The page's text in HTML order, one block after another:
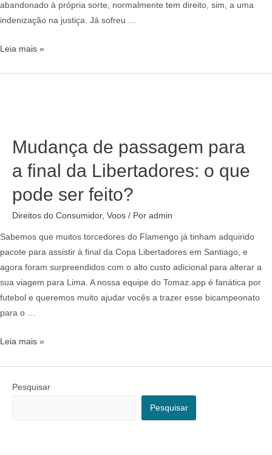
abandonado à própria sorte, normalmente tem direito, sim, a uma
indenização na justiça. Já sofreu …
Leia mais »
Mudança de passagem para
a final da Libertadores: o que
pode ser feito?
Direitos do Consumidor, Voos / Por admin
Sabemos que muitos torcedores do Flamengo já tinham adquirido
pacote para assistir à final da Copa Libertadores em Santiago, e
agora foram surpreendidos com o alto custo adicional para alterar a
sua viagem para Lima. A nossa equipe do Tomaz.app é fanática por
futebol e queremos muito ajudar vocês a trazer esse bicampeonato
para o …
Leia mais »
Pesquisar
Pesquisar